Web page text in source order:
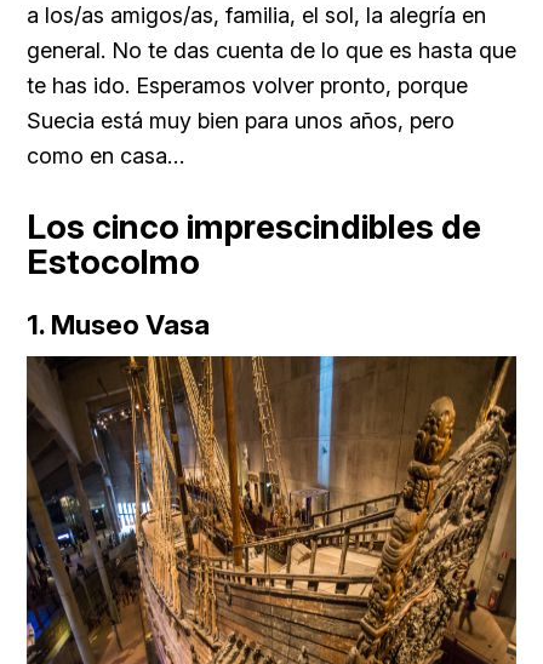
a los/as amigos/as, familia, el sol, la alegría en
general. No te das cuenta de lo que es hasta que
te has ido. Esperamos volver pronto, porque
Suecia está muy bien para unos años, pero
como en casa…
Los cinco imprescindibles de
Estocolmo
1. Museo Vasa